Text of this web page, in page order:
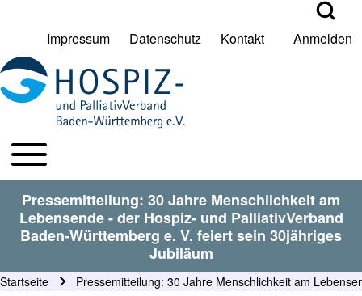
Suche Schließen
Suche
User account menu
Impressum Datenschutz Kontakt Anmelden
HPV BW Hauptmenu
Toggle main menu
Pressemitteilung: 30 Jahre Menschlichkeit am
Lebensende - der Hospiz- und PalliativVerband
Baden-Württemberg e. V. feiert sein 30jähriges
Jubiläum
Startseite Pressemitteilung: 30 Jahre Menschlichkeit am